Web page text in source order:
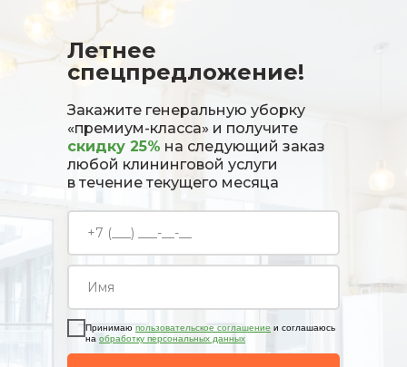
Летнее
спецпредложение!
Принимаю пользовательское соглашение и соглашаюсь
на обработку персональных данных
Закажите генеральную уборку
«премиум-класса» и получите
скидку 25% на следующий заказ
любой клининговой услуги
в течение текущего месяца